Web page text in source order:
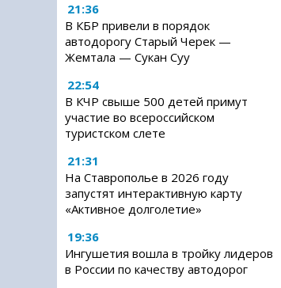
21:36
В КБР привели в порядок
автодорогу Старый Черек —
Жемтала — Сукан Суу
22:54
В КЧР свыше 500 детей примут
участие во всероссийском
туристском слете
21:31
На Ставрополье в 2026 году
запустят интерактивную карту
«Активное долголетие»
19:36
Ингушетия вошла в тройку лидеров
в России по качеству автодорог